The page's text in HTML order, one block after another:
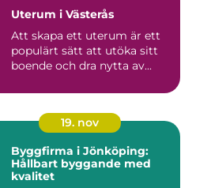
Uterum i Västerås
Att skapa ett uterum är ett
populärt sätt att utöka sitt
boende och dra nytta av...
19. nov
Byggfirma i Jönköping:
Hållbart byggande med
kvalitet